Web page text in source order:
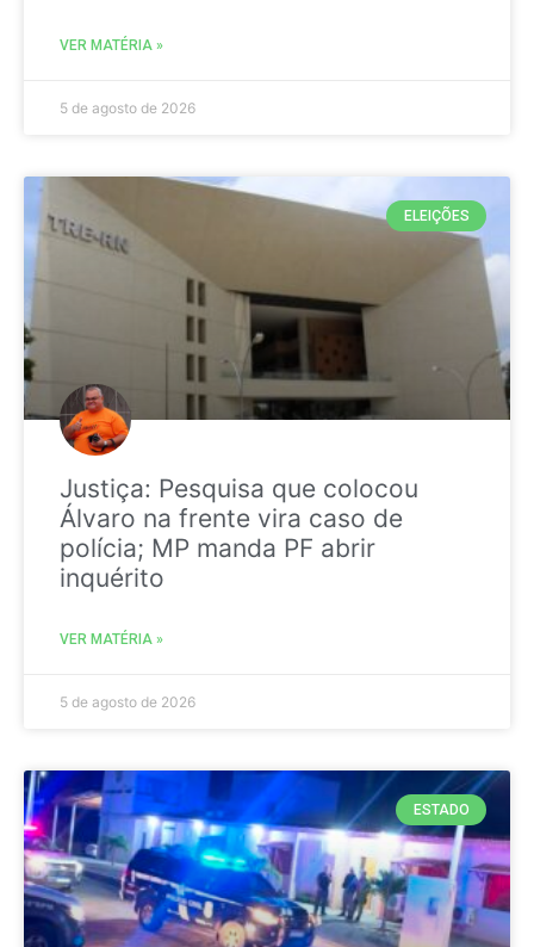
VER MATÉRIA »
5 de agosto de 2026
ELEIÇÕES
Justiça: Pesquisa que colocou
Álvaro na frente vira caso de
polícia; MP manda PF abrir
inquérito
VER MATÉRIA »
5 de agosto de 2026
ESTADO